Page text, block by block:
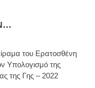
του Ερατοσθένη
Υπολογισμό της
της Γης – 2022